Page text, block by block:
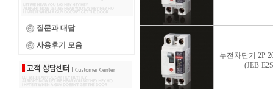
질문과 대답
사용후기 모음
누전차단기 2P
(JEB-